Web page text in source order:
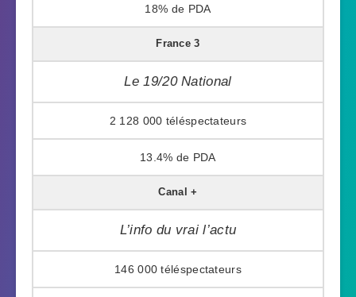
18%
France 3
Le 19/20 National
2 128 000
13.4%
Canal +
L’info du vrai l’actu
146 000